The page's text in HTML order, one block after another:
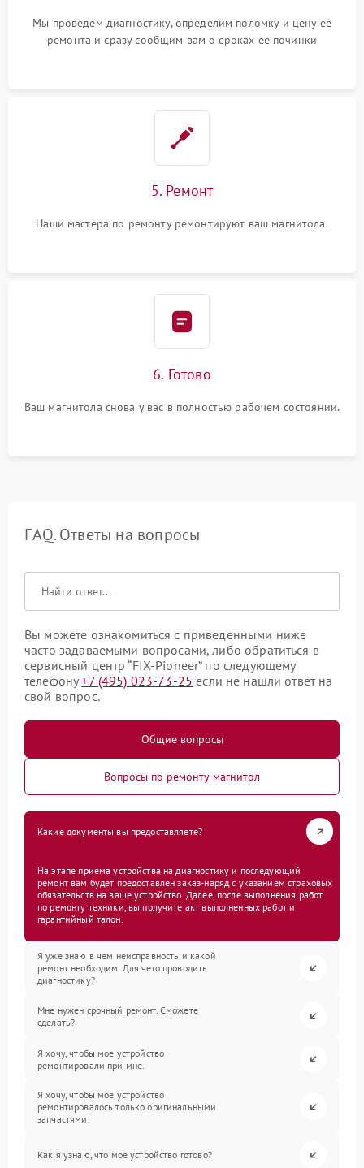
Мы проведем диагностику, определим поломку и цену ее
ремонта и сразу сообщим вам о сроках ее починки
5. Ремонт
Наши мастера по ремонту ремонтируют ваш магнитола.
6. Готово
Ваш магнитола снова у вас в полностью рабочем состоянии.
FAQ. Ответы на вопросы
Вы можете ознакомиться с приведенными ниже
часто задаваемыми вопросами, либо обратиться в
сервисный центр “FIX-Pioneer” по следующему
телефону+7 (495) 023-73-25 если не нашли ответ на
свой вопрос.
Общие вопросы
Вопросы по ремонту магнитол
Какие документы вы предоставляете?
На этапе приема устройства на диагностику и последующий
ремонт вам будет предоставлен заказ-наряд с указанием страховых
обязательств на ваше устройство. Далее, после выполнения работ
по ремонту техники, вы получите акт выполненных работ и
гарантийный талон.
Я уже знаю в чем неисправность и какой
ремонт необходим. Для чего проводить
диагностику?
Мне нужен срочный ремонт. Сможете
сделать?
Я хочу, чтобы мое устройство
ремонтировали при мне.
Я хочу, чтобы мое устройство
ремонтировалось только оригинальными
запчастями.
Как я узнаю, что мое устройство готово?